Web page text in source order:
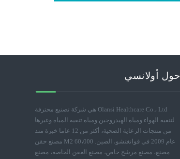
حول أولانسي
Olansi Healthcare Co.، Ltd هي شركة تصنيع محترفة
لتنقية الهواء ومياه الهيدروجين ومياه تنقية المياه وغيرها
من منتجات الرعاية الصحية، أكثر من 12 عاما خبرة منذ
عام 2009 في قوانغتشو، الصين. 60،000 M2 مصنع حقن
مصنع، مصنع مرشح خاص، مصنع العفن الخاصة، مصنع